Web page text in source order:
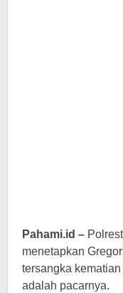
Pahami.id –
menetapkan
tersangka
adalah pacarnya.